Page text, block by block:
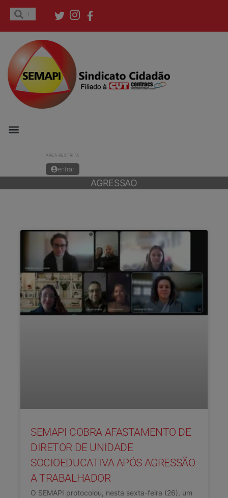
ÁREA RESTRITA
entrar
AGRESSAO
SEMAPI COBRA AFASTAMENTO DE
DIRETOR DE UNIDADE
SOCIOEDUCATIVA APÓS AGRESSÃO
A TRABALHADOR
O SEMAPI protocolou, nesta sexta-feira (26), um